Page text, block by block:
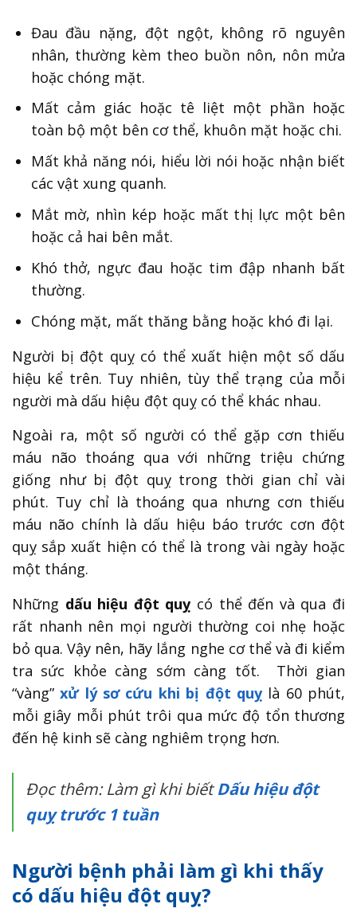
Đau đầu nặng, đột ngột, không rõ nguyên
nhân, thường kèm theo buồn nôn, nôn mửa
hoặc chóng mặt.
Mất cảm giác hoặc tê liệt một phần hoặc
toàn bộ một bên cơ thể, khuôn mặt hoặc chi.
Mất khả năng nói, hiểu lời nói hoặc nhận biết
các vật xung quanh.
Mắt mờ, nhìn kép hoặc mất thị lực một bên
hoặc cả hai bên mắt.
Khó thở, ngực đau hoặc tim đập nhanh bất
thường.
Chóng mặt, mất thăng bằng hoặc khó đi lại.
Người bị đột quỵ có thể xuất hiện một số dấu
hiệu kể trên. Tuy nhiên, tùy thể trạng của mỗi
người mà dấu hiệu đột quỵ có thể khác nhau.
Ngoài ra, một số người có thể gặp cơn thiếu
máu não thoáng qua với những triệu chứng
giống như bị đột quỵ trong thời gian chỉ vài
phút. Tuy chỉ là thoáng qua nhưng cơn thiếu
máu não chính là dấu hiệu báo trước cơn đột
quỵ sắp xuất hiện có thể là trong vài ngày hoặc
một tháng.
Những dấu hiệu đột quỵ có thể đến và qua đi
rất nhanh nên mọi người thường coi nhẹ hoặc
bỏ qua. Vậy nên, hãy lắng nghe cơ thể và đi kiểm
tra sức khỏe càng sớm càng tốt. Thời gian
“vàng”xử lý sơ cứu khi bị đột quỵ là 60 phút,
mỗi giây mỗi phút trôi qua mức độ tổn thương
đến hệ kinh sẽ càng nghiêm trọng hơn.
Đọc thêm: Làm gì khi biếtDấu hiệu đột
quỵ trước 1 tuần
Người bệnh phải làm gì khi thấy
có dấu hiệu đột quỵ?